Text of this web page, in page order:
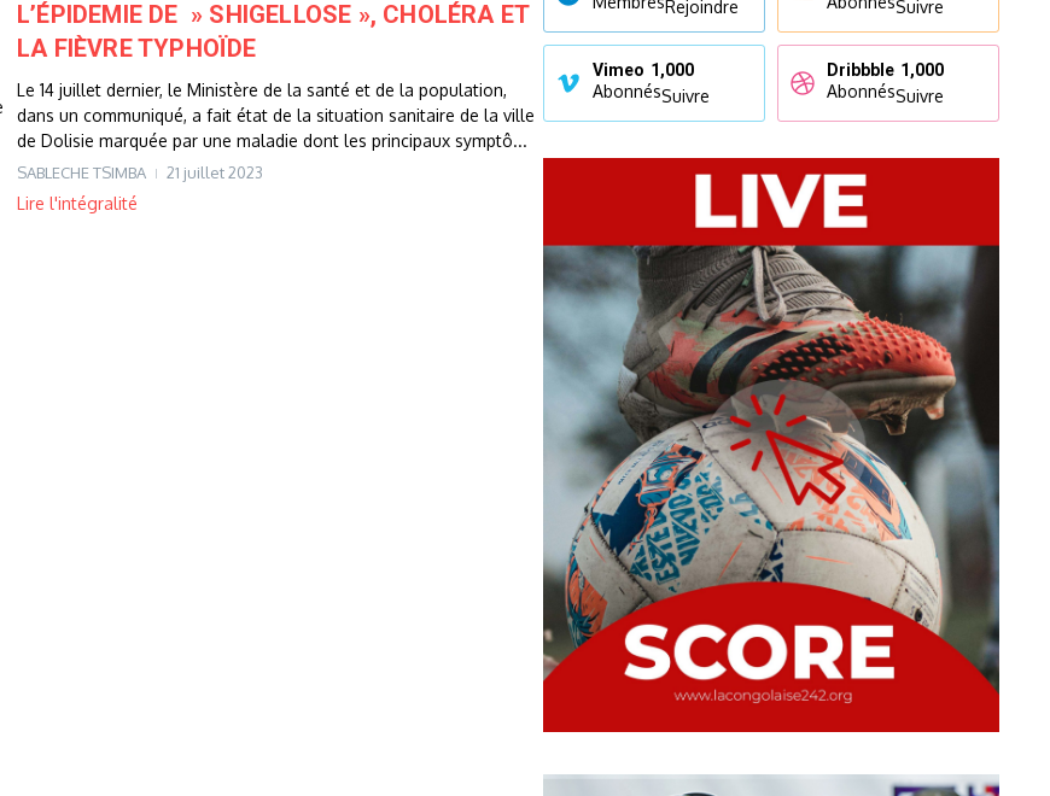
L’ÉPIDEMIE DE » SHIGELLOSE », CHOLÉRA ET
LA FIÈVRE TYPHOÏDE
Le 14 juillet dernier, le Ministère de la santé et de la population,
dans un communiqué, a fait état de la situation sanitaire de la ville
de Dolisie marquée par une maladie dont les principaux symptô...
SABLECHE TSIMBA 21 juillet 2023
Lire l'intégralité
Rejoindre Suivre
Vimeo 1,000
AbonnésSuivre
Dribbble 1,000
AbonnésSuivre